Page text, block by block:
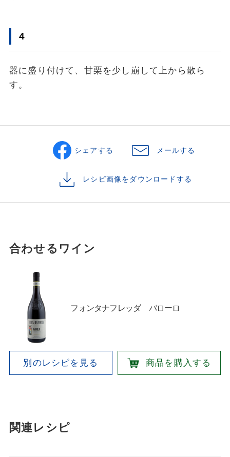
４
器に盛り付けて、甘栗を少し崩して上から散ら
す。
シェアする メールする
レシピ画像をダウンロードする
合わせるワイン
フォンタナフレッダ バローロ
別のレシピを見る 商品を購入する
関連レシピ